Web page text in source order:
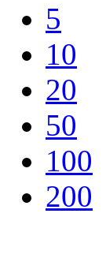
5
10
20
50
100
200